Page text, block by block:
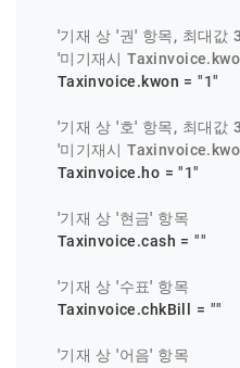
'기재 상 '권' 항목, 최대값
'미기재시
    Taxinvoice.kwon =
"1"
'기재 상 '호' 항목, 최대값
'미기재시
    Taxinvoice.ho =
"1"
'기재 상 '현금' 항목
    Taxinvoice.cash =
""
'기재 상 '수표' 항목
    Taxinvoice.chkBill =
""
'기재 상 '어음' 항목